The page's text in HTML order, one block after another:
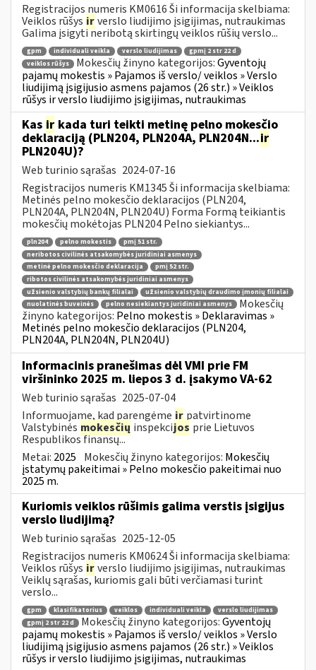
Registracijos numeris KM0616 Ši informacija skelbiama:
Veiklos rūšys irverslo liudijimo įsigijimas, nutraukimas
Galima įsigyti neribotą skirtingų veiklos rūšių verslo...
gpm individuali veikla verslo liudijimas
gpmį 2 str 22 d
veiklos rūšys
Mokesčių žinyno kategorijos:Gyventojų
pajamų mokestis » Pajamos iš verslo/ veiklos » Verslo
liudijimą įsigijusio asmens pajamos (26 str.) » Veiklos
rūšys ir verslo liudijimo įsigijimas, nutraukimas
Kas ir kada turi teikti metinę pelno mokesčio
deklaraciją (PLN204, PLN204A, PLN204N...ir
PLN204U)?
Web turinio sąrašas 2024-07-16
Registracijos numeris KM1345 Ši informacija skelbiama:
Metinės pelno mokesčio deklaracijos (PLN204,
PLN204A, PLN204N, PLN204U) Forma Formą teikiantis
mokesčių mokėtojas PLN204 Pelno siekiantys...
pln204 pelno mokestis
pmį 51 str.
neribotos civilinės atsakomybės juridiniai asmenys
metinė pelno mokesčio deklaracija
pmį 52 str.
ribotos civilinės atsakomybės juridiniai asmenys
užsienio valstybių bankų filialai
užsienio valstybių draudimo įmonių filialai
nuolatinės buveinės
pelno nesiekiantys juridiniai asmenys
Mokesčių
žinyno kategorijos: Pelno mokestis » Deklaravimas »
Metinės pelno mokesčio deklaracijos (PLN204,
PLN204A, PLN204N, PLN204U)
Informacinis pranešimas dėl VMI prie FM
viršininko 2025 m. liepos 3 d. įsakymo VA-62
Web turinio sąrašas 2025-07-04
Informuojame, kad parengėme ir patvirtinome
Valstybinės mokesčių inspekcijos prie Lietuvos
Respublikos finansų...
Metai: 2025 Mokesčių žinyno kategorijos: Mokesčių
įstatymų pakeitimai » Pelno mokesčio pakeitimai nuo
2025 m.
Kuriomis veiklos rūšimis galima verstis įsigijus
verslo liudijimą?
Web turinio sąrašas 2025-12-05
Registracijos numeris KM0624 Ši informacija skelbiama:
Veiklos rūšys irverslo liudijimo įsigijimas, nutraukimas
Veiklų sąrašas, kuriomis gali būti verčiamasi turint
verslo...
gpm klasifikatorius veiklos individuali veikla
verslo liudijimas
gpmį 2 str 22 d
Mokesčių žinyno kategorijos:Gyventojų
pajamų mokestis » Pajamos iš verslo/ veiklos » Verslo
liudijimą įsigijusio asmens pajamos (26 str.) » Veiklos
rūšys ir verslo liudijimo įsigijimas, nutraukimas